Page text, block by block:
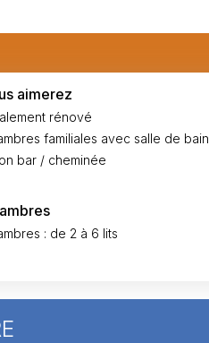
aimerez
rénové
familiales avec salle de bain
bar / cheminée
: de 2 à 6 lits